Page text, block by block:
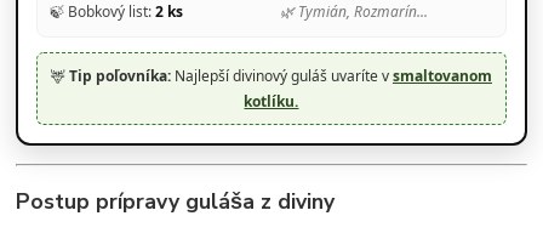
🍃 Bobkový list:2 ks 🌿 Tymián, Rozmarín...
🦌Tip poľovníka:Najlepší divinový guláš uvaríte vsmaltovanom
kotlíku.
Postup prípravy guláša z diviny